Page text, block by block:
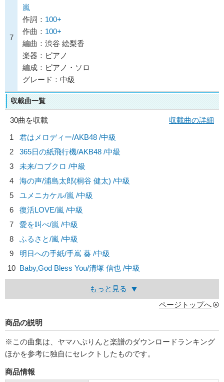
7
嵐
作詞： 100+
作曲： 100+
編曲：渋谷 絵梨香
楽器：ピアノ
編成：ピアノ・ソロ
グレード：中級
収載曲一覧
30曲を収載
収載曲の詳細
1
君はメロディー/AKB48 /中級
2
365日の紙飛行機/AKB48 /中級
3
未来/コブクロ /中級
4
海の声/浦島太郎(桐谷 健太) /中級
5
ユメニカケル/嵐 /中級
6
復活LOVE/嵐 /中級
7
愛を叫べ/嵐 /中級
8
ふるさと/嵐 /中級
9
明日への手紙/手嶌 葵 /中級
10 Baby,God Bless You/清塚 信也 /中級
もっと見る
ページトップへ
商品の説明
※この曲集は、ヤマハぷりんと楽譜のダウンロードランキング
ほかを参考に独自にセレクトしたものです。
商品情報